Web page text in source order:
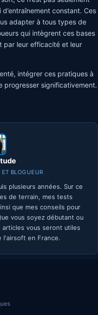
constant. Ces
adapter à tous types de
qui intègrent ces bases
par leur efficacité et leur
intégrer ces pratiques à
progresser significativement.
BLOGUEUR
plusieurs années. Sur ce
de terrain, mes tests
que mes conseils pour
vous soyez débutant ou
vous seront utiles
l'airsoft en France.